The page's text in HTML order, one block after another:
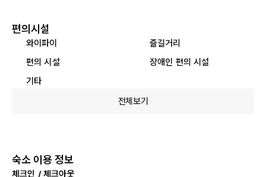
편의시설
와이파이
즐길거리
편의 시설
장애인 편의 시설
기타
전체보기
숙소 이용 정보
체크인 / 체크아웃